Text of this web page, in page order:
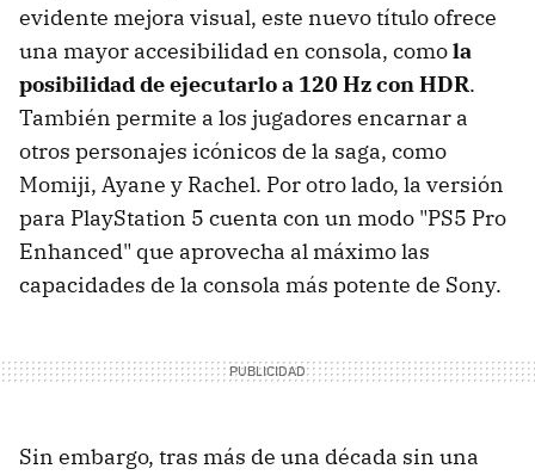
evidente mejora visual, este nuevo título ofrece
una mayor accesibilidad en consola, comola
posibilidad de ejecutarlo a 120 Hz con HDR.
También permite a los jugadores encarnar a
otros personajes icónicos de la saga, como
Momiji, Ayane y Rachel. Por otro lado, la versión
para PlayStation 5 cuenta con un modo "PS5 Pro
Enhanced" que aprovecha al máximo las
capacidades de la consola más potente de Sony.
Sin embargo, tras más de una década sin una